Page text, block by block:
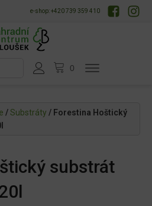
e-shop: +420 739 359 410
/Substráty / Forestina Hoštický
substrát